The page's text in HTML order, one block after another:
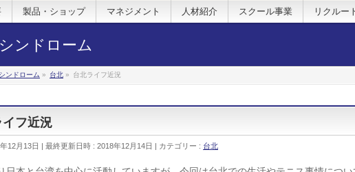
製品・ショップ マネジメント 人材紹介 スクール事業 リクルー
シンドローム
ンドローム » 台北 » 台北ライフ近況
イフ近況
12月13日 最終更新日時 : 2018年12月14日 カテゴリー : 台北